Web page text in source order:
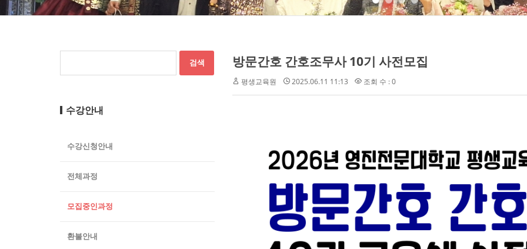
방문간호 간호조무사 10기 사전모집
평생교육원 2025.06.11 11:13 조회 수 : 0
수강안내
수강신청안내
전체과정
모집중인과정
환불안내